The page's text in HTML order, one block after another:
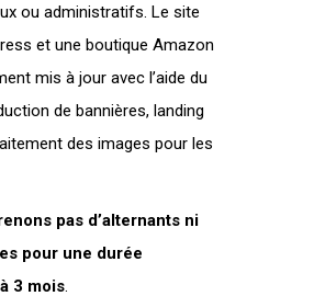
ou administratifs. Le site
et une boutique Amazon
mis à jour avec l’aide du
de bannières, landing
des images pour les
pas d’alternants ni
pour une durée
3 mois